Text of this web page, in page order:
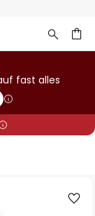
fast alles